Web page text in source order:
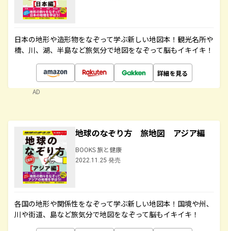
日本の地形や造形物をなぞって学ぶ新しい地図本！観光名所や
橋、川、湖、半島など旅気分で地図をなぞって脳もイキイキ！
詳細を見る
AD
地球のなぞり方 旅地図 アジア編
BOOKS 旅と健康
2022.11.25 発売
各国の地形や関係性をなぞって学ぶ新しい地図本！国境や州、
川や街道、島など旅気分で地図をなぞって脳もイキイキ！